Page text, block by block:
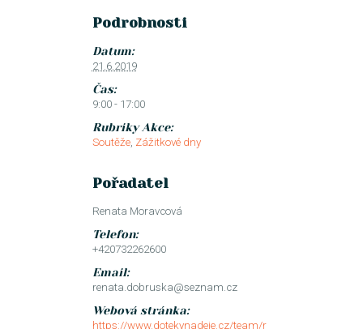
Podrobnosti
Datum:
21.6.2019
Čas:
9:00 - 17:00
Rubriky Akce:
Soutěže, Zážitkové dny
Pořadatel
Renata Moravcová
Telefon:
+420732262600
Email:
renata.dobruska@seznam.cz
Webová stránka:
https://www.dotekynadeje.cz/team/r